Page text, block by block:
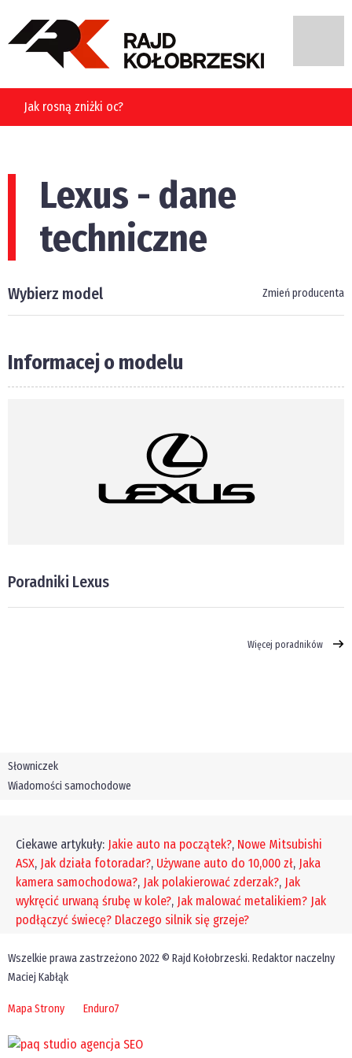
Jak rosną zniżki oc?
Lexus - dane
techniczne
Wybierz model Zmień producenta
Informacej o modelu
Poradniki Lexus
Więcej poradników
Słowniczek
Wiadomości samochodowe
Ciekawe artykuły: Jakie auto na początek?, Nowe Mitsubishi
ASX, Jak działa fotoradar?, Używane auto do 10,000 zł, Jaka
kamera samochodowa?, Jak polakierować zderzak?, Jak
wykręcić urwaną śrubę w kole?, Jak malować metalikiem? Jak
podłączyć świecę? Dlaczego silnik się grzeje?
Wszelkie prawa zastrzeżono 2022 © Rajd Kołobrzeski. Redaktor naczelny
Maciej Kabłąk
Mapa Strony Enduro7